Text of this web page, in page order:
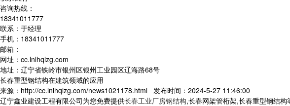
咨询热线：
18341011777
联系：于经理
手机：18341011777
邮箱：
网址：cc.lnlhqlzg.com
地址：辽宁省铁岭市银州区银州工业园区辽海路68号
长春重型钢结构在建筑领域的应用
来源：http://cc.lnlhqlzg.com/news1021178.html 发布时间：2024-5-27 11:46:00
辽宁鑫业建设工程有限公司为您免费提供长春工业厂房钢结构,长春网架管桁架,长春重型钢结构